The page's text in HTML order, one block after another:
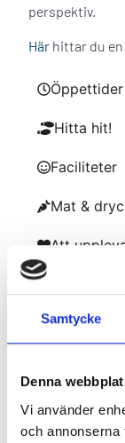
Samtycke
Denna
Vi använder
och annonserna
perspektiv.
Här hittar du en
Öppettider
Hitta hit!
Faciliteter
Mat &
Att